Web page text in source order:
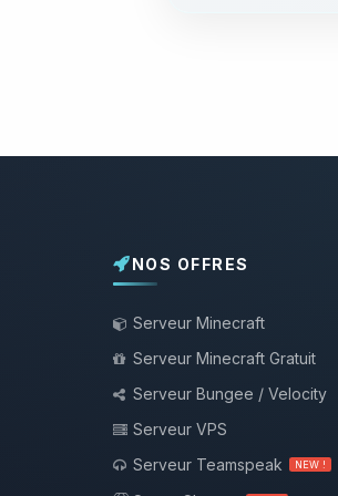
NOS OFFRES
Serveur Minecraft
Serveur Minecraft Gratuit
Serveur Bungee / Velocity
Serveur VPS
Serveur Teamspeak
NEW !